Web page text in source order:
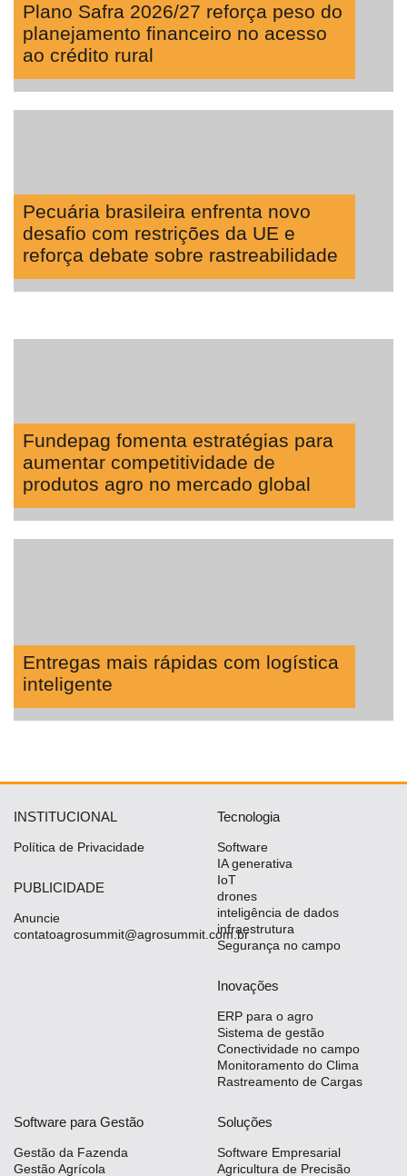
Plano Safra 2026/27 reforça peso do
planejamento financeiro no acesso
ao crédito rural
Pecuária brasileira enfrenta novo
desafio com restrições da UE e
reforça debate sobre rastreabilidade
Fundepag fomenta estratégias para
aumentar competitividade de
produtos agro no mercado global
Entregas mais rápidas com logística
inteligente
INSTITUCIONAL
Política de Privacidade
PUBLICIDADE
Anuncie
contatoagrosummit@agrosummit.com.br
Tecnologia
Software
IA generativa
IoT
drones
inteligência de dados
infraestrutura
Segurança no campo
Inovações
ERP para o agro
Sistema de gestão
Conectividade no campo
Monitoramento do Clima
Rastreamento de Cargas
Software para Gestão
Gestão da Fazenda
Gestão Agrícola
Soluções
Software Empresarial
Agricultura de Precisão